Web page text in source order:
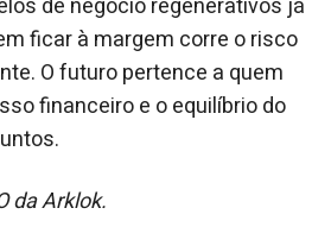
de negócio regenerativos já
ficar à margem corre o risco
O futuro pertence a quem
financeiro e o equilíbrio do
da Arklok.